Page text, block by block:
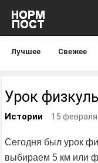
Лучшее Свежее
Урок
Истории 15
Сегодня был урок
выбираем 5 км или